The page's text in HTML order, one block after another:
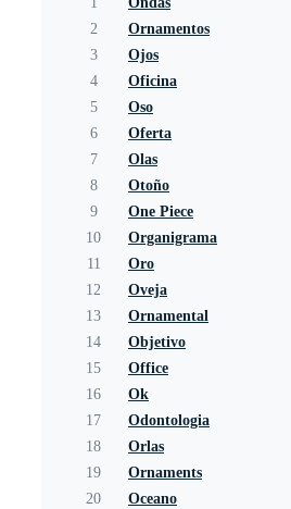
2
Ornamentos
3
Ojos
4
Oficina
5
Oso
6
Oferta
7
Olas
8
Otoño
9
One Piece
10
Organigrama
11
Oro
12
Oveja
13
Ornamental
14
Objetivo
15
Office
16
Ok
17
Odontologia
18
Orlas
19
Ornaments
20
Oceano